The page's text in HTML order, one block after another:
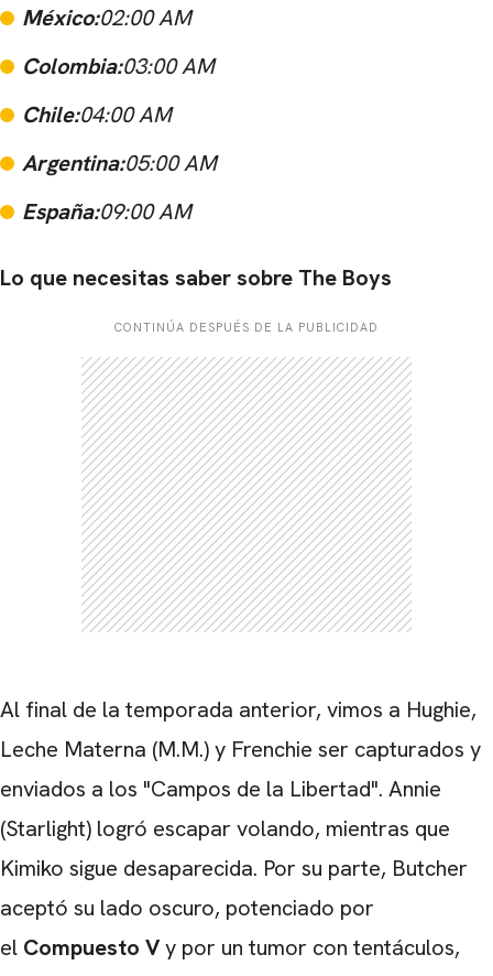
México:02:00 AM
Colombia:03:00 AM
Chile:04:00 AM
Argentina:05:00 AM
España:09:00 AM
Lo que necesitas saber sobre The Boys
CONTINÚA DESPUÉS DE LA PUBLICIDAD
Al final de la temporada anterior, vimos a Hughie,
Leche Materna (M.M.) y Frenchie ser capturados y
enviados a los "Campos de la Libertad". Annie
(Starlight) logró escapar volando, mientras que
Kimiko sigue desaparecida. Por su parte, Butcher
aceptó su lado oscuro, potenciado por
el Compuesto Vy por un tumor con tentáculos,